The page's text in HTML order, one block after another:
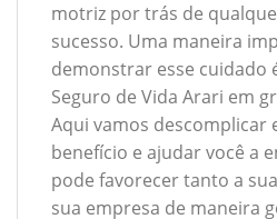
motriz por trás de
sucesso. Uma maneira
demonstrar esse cuidado
Seguro de Vida Arari em
Aqui vamos descomplicar
benefício e ajudar você a
pode favorecer tanto a
sua empresa de maneira